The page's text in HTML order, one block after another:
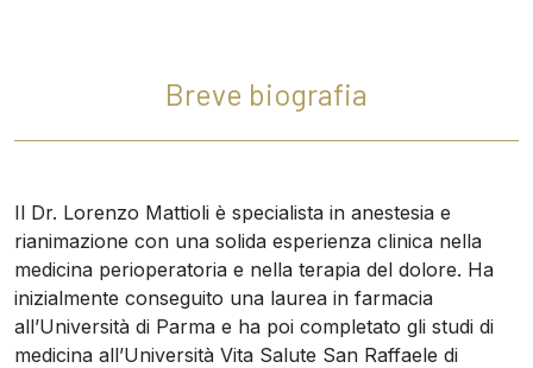
Breve biografia
Il Dr. Lorenzo Mattioli è specialista in anestesia e
rianimazione con una solida esperienza clinica nella
medicina perioperatoria e nella terapia del dolore. Ha
inizialmente conseguito una laurea in farmacia
all’Università di Parma e ha poi completato gli studi di
medicina all’Università Vita Salute San Raffaele di